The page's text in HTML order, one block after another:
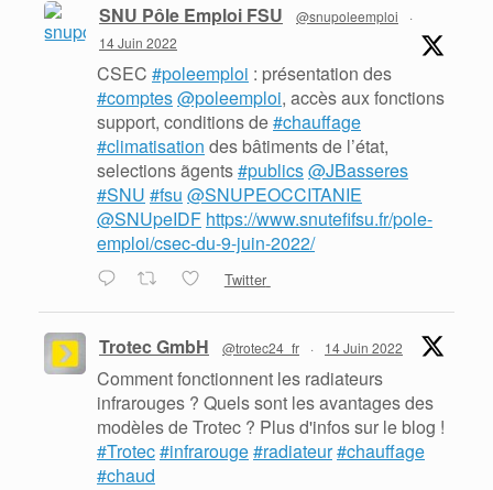
SNU Pôle Emploi FSU @snupoleemploi
·
14 Juin 2022
CSEC #poleemploi : présentation des
#comptes@poleemploi, accès aux fonctions
support, conditions de#chauffage
#climatisation des bâtiments de l’état,
selections ãgents#publics@JBasseres
#SNU #fsu @SNUPEOCCITANIE
@SNUpeIDF https://www.snutefifsu.fr/pole-
emploi/csec-du-9-juin-2022/
Twitter
Trotec GmbH @trotec24_fr · 14 Juin 2022
Comment fonctionnent les radiateurs
infrarouges ? Quels sont les avantages des
modèles de Trotec ? Plus d'infos sur le blog !
#Trotec#infrarouge#radiateur#chauffage
#chaud